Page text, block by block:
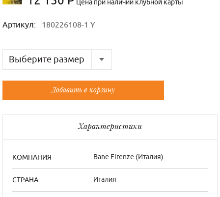
Цена при наличии клубной карты
Артикул: 180226108-1 Y
Выберите размер
Русский
Французский
Универсальный
Универсальный
Добавить в корзину
Характеристики
КОМПАНИЯ Bane Firenze (Италия)
СТРАНА Италия